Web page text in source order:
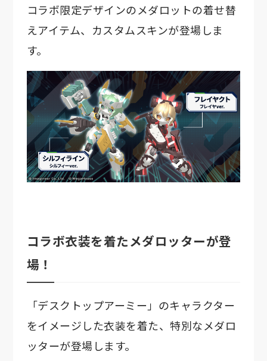
コラボ限定デザインのメダロットの着せ替
えアイテム、カスタムスキンが登場しま
す。
コラボ衣装を着たメダロッターが登
場！
「デスクトップアーミー」のキャラクター
をイメージした衣装を着た、特別なメダロ
ッターが登場します。